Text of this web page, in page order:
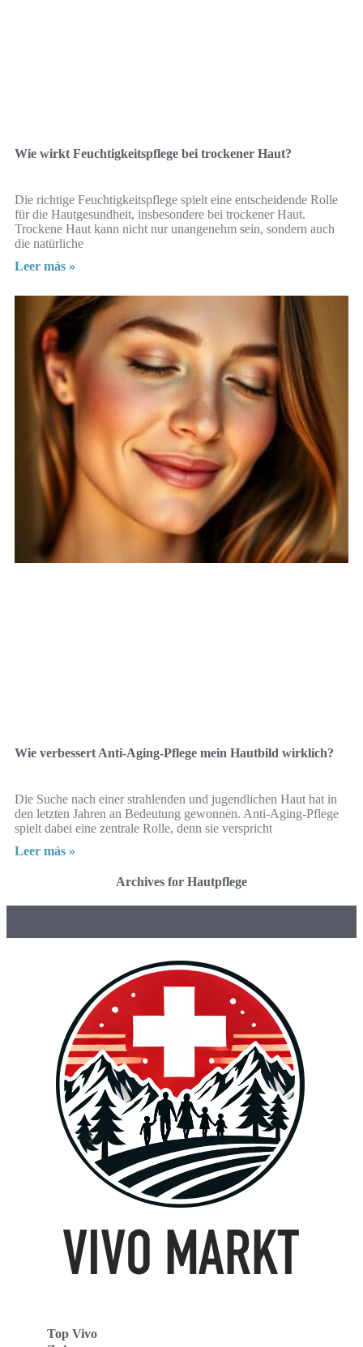
Wie wirkt Feuchtigkeitspflege bei trockener Haut?
Die richtige Feuchtigkeitspflege spielt eine entscheidende Rolle
für die Hautgesundheit, insbesondere bei trockener Haut.
Trockene Haut kann nicht nur unangenehm sein, sondern auch
die natürliche
Leer más »
Wie verbessert Anti-Aging-Pflege mein Hautbild wirklich?
Die Suche nach einer strahlenden und jugendlichen Haut hat in
den letzten Jahren an Bedeutung gewonnen. Anti-Aging-Pflege
spielt dabei eine zentrale Rolle, denn sie verspricht
Leer más »
Archives for Hautpflege
Top Vivo